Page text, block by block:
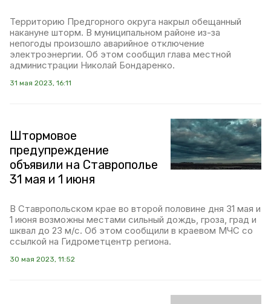
Территорию Предгорного округа накрыл обещанный
накануне шторм. В муниципальном районе из-за
непогоды произошло аварийное отключение
электроэнергии. Об этом сообщил глава местной
администрации Николай Бондаренко.
31 мая 2023, 16:11
Штормовое
предупреждение
объявили на Ставрополье
31 мая и 1 июня
В Ставропольском крае во второй половине дня 31 мая и
1 июня возможны местами сильный дождь, гроза, град и
шквал до 23 м/с. Об этом сообщили в краевом МЧС со
ссылкой на Гидрометцентр региона.
30 мая 2023, 11:52